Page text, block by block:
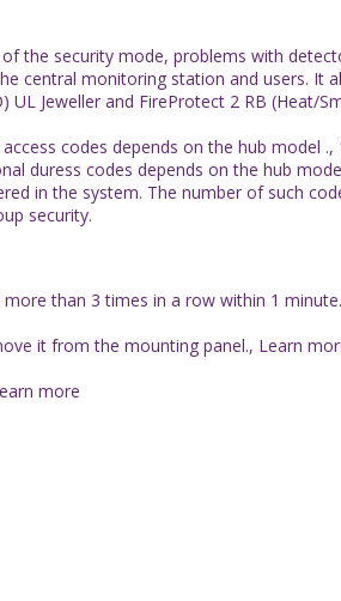
the security mode, problems with
central monitoring station and users. It
Jeweller and FireProtect 2 RB (Heat/
codes depends on the hub model .,
duress codes depends on the hub
in the system. The number of such
security.
than 3 times in a row within 1
it from the mounting panel., Learn
more